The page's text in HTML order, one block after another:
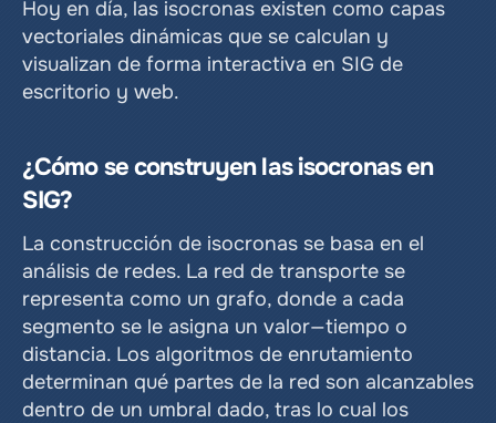
Hoy en día, las isocronas existen como capas
vectoriales dinámicas que se calculan y
visualizan de forma interactiva en SIG de
escritorio y web.
¿Cómo se construyen las isocronas en
SIG?
La construcción de isocronas se basa en el
análisis de redes. La red de transporte se
representa como un grafo, donde a cada
segmento se le asigna un valor—tiempo o
distancia. Los algoritmos de enrutamiento
determinan qué partes de la red son alcanzables
dentro de un umbral dado, tras lo cual los